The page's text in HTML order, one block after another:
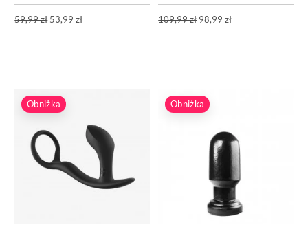
59,99 zł 53,99 zł 109,99 zł 98,99 zł
Obniżka Obniżka